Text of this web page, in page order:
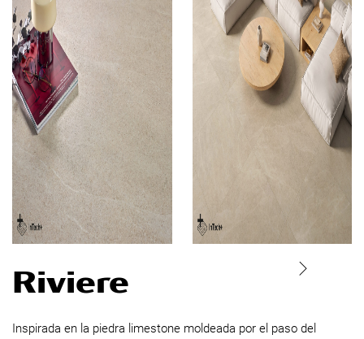
Riviere
Inspirada en la piedra limestone moldeada por el paso del